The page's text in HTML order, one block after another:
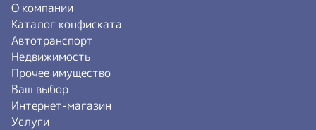
О компании
Каталог конфиската
Автотранспорт
Недвижимость
Прочее имущество
Ваш выбор
Интернет-магазин
Услуги